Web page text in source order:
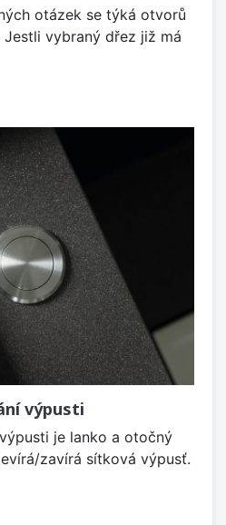
otázek se týká otvorů
vybraný dřez již má
výpusti
je lanko a otočný
zavírá sítková výpusť.